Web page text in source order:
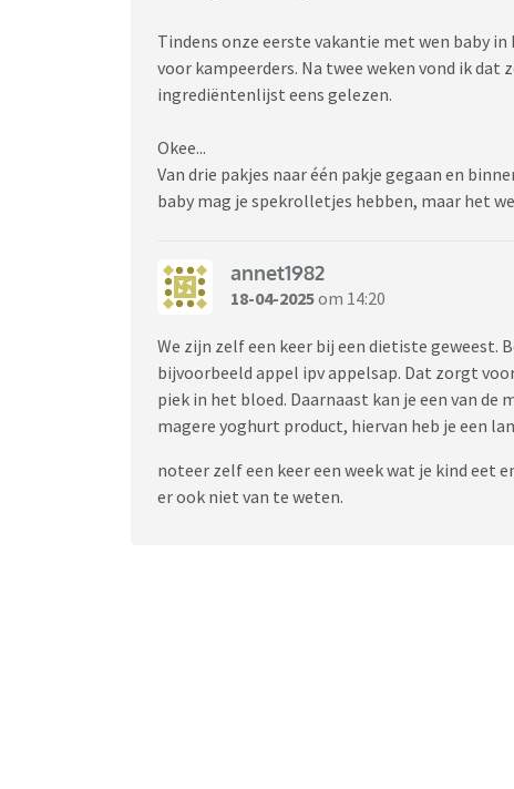
Tindens onze eerste vakantie met wen baby
voor kampeerders. Na twee weken vond ik dat
ingrediëntenlijst eens gelezen.
Okee...
Van drie pakjes naar één pakje gegaan en
baby mag je spekrolletjes hebben, maar het
annet1982
18-04-2025om 14:20
We zijn zelf een keer bij een dietiste geweest.
bijvoorbeeld appel ipv appelsap. Dat zorgt
piek in het bloed. Daarnaast kan je een van
magere yoghurt product, hiervan heb je een
noteer zelf een keer een week wat je kind eet
er ook niet van te weten.